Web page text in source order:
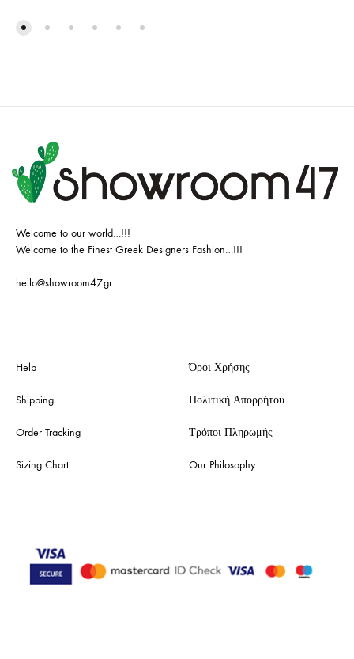
Welcome to our world…!!!
Welcome to the Finest Greek Designers Fashion…!!!
hello@showroom47.gr
Help
Shipping
Order Tracking
Sizing Chart
Όροι Χρήσης
Πολιτική Απορρήτου
Τρόποι Πληρωμής
Our Philosophy